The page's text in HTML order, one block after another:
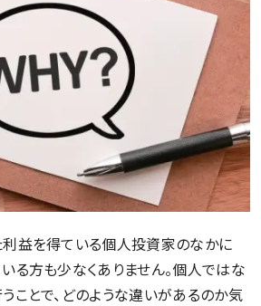
益を得ている個人投資家のなかに
る方も少なくありません。個人ではな
ことで、どのような違いがあるのか気